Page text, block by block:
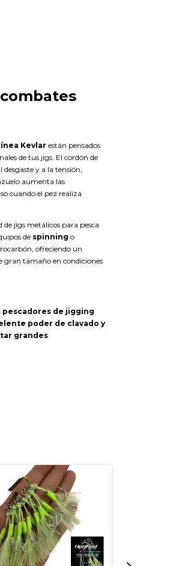
Kevlar están pensados
de tus jigs. El cordón de
y a la tensión,
aumenta las
cuando el pez realiza
jigs metálicos para pesca
de spinning o
ofreciendo un
gran tamaño en condiciones
pescadores de jigging
poder de clavado y
grandes